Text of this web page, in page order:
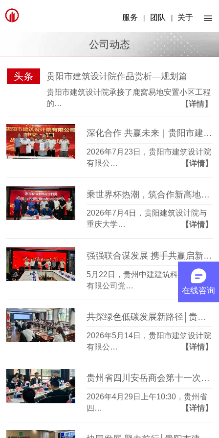
服务 团队 关于
公司动态
头条 贵阳市建筑设计院作品赏析—规划篇
贵阳市建筑设计院承接了鹿窝易地安置小区工程
的…
【详情】
深化合作 共赢未来｜贵阳市建筑设计院与中交一航局签署战略合作协议
2026年7月23日，贵阳市建筑设计院
有限公…
【详情】
乘世界杯热潮，筑合作新高地│贵阳市建筑设计院与重庆大学贵州校友足球队友谊赛及沟通会圆满举行
2026年7月4日，贵阳建筑设计院与
重庆大学…
【详情】
强强联合谋发展 携手共赢启新篇│贵阳市建筑设计院与贵州中建建筑科研设计院成功签订战略合作协议
5月22日，贵州中建建筑科研设计院
有限公司党…
【详情】
共探绿色低碳发展新路径│贵阳市建筑设计院与贵州中建科研院达成零碳园区战略合作
2026年5月14日，贵阳市建筑设计院
有限公…
【详情】
贵州省四川安岳商会第十一次理事会在贵阳市建筑设计院隆重召开
2026年4月29日上午10:30，贵州省
四…
【详情】
在线咨询